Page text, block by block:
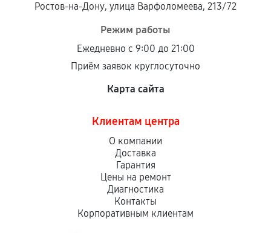
Ростов-на-Дону, улица Варфоломеева, 213/72
Режим работы
Ежедневно с 9:00 до 21:00
Приём заявок круглосуточно
Карта сайта
Клиентам центра
О компании
Доставка
Гарантия
Цены на ремонт
Диагностика
Контакты
Корпоративным клиентам